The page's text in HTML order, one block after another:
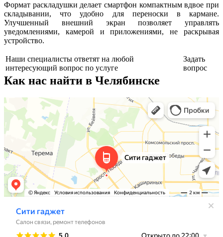
Формат раскладушки делает смартфон компактным вдвое при
складывании, что удобно для переноски в кармане.
Улучшенный внешний экран позволяет управлять
уведомлениями, камерой и приложениями, не раскрывая
устройство.
Наши специалисты ответят на любой
интересующий вопрос по услуге
Задать
вопрос
Как нас найти в Челябинске